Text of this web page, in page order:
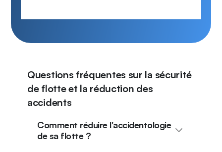
Questions fréquentes sur la sécurité
de flotte et la réduction des
accidents
Comment réduire l'accidentologie
de sa flotte ?